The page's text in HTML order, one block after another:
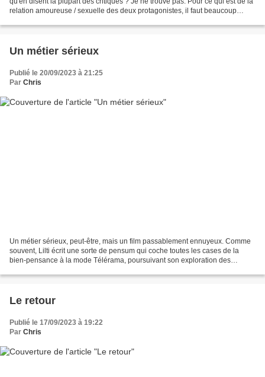
relation amoureuse / sexuelle des deux protagonistes, il faut beaucoup
Un métier sérieux
Publié le 20/09/2023 à 21:25
Par Chris
Un métier sérieux, peut-être, mais un film passablement ennuyeux. Comme
souvent, Lilti écrit une sorte de pensum qui coche toutes les cases de la
bien-pensance à la mode Télérama, poursuivant son exploration des
Le retour
Publié le 17/09/2023 à 19:22
Par Chris